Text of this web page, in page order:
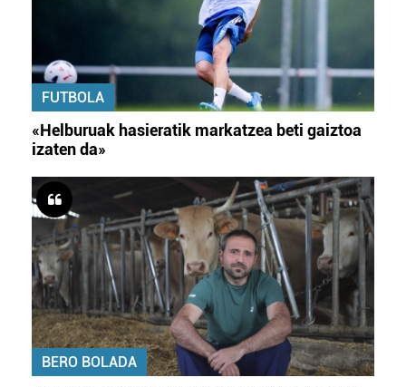
FUTBOLA
«Helburuak hasieratik markatzea beti gaiztoa
izaten da»
BERO BOLADA